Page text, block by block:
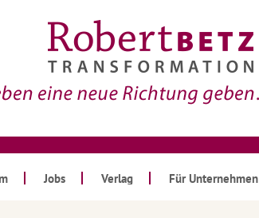
Jobs Verlag Für Unternehmen